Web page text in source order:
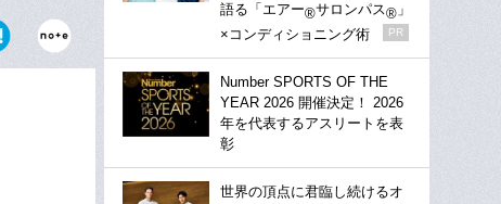
語る「エアー®サロンパス® 」
×コンディショニング術
PR
Number SPORTS OF THE
YEAR 2026 開催決定！ 2026
年を代表するアスリートを表
彰
世界の頂点に君臨し続けるオ